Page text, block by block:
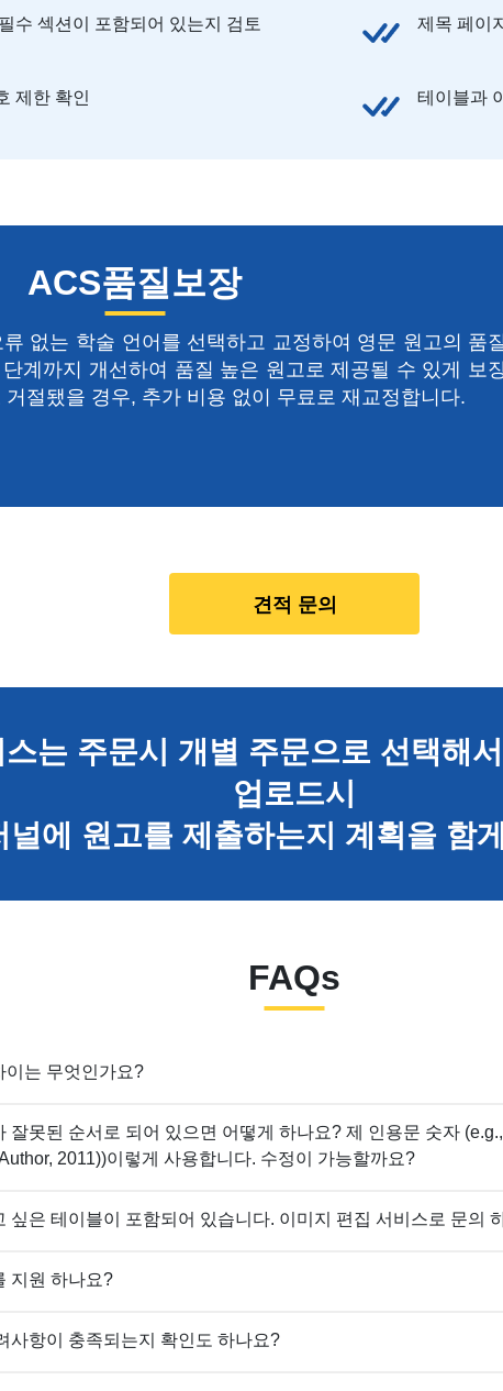
수 섹션이 포함되어 있는지 검토 제목 페이
제한 확인 테이블과
ACS품질보장
없는 학술 언어를 선택하고 교정하여 영문 원고의 품
계까지 개선하여 품질 높은 원고로 제공될 수 있게 보
절됐을 경우, 추가 비용 없이 무료로 재교정합니다.
견적 문의
는 주문시 개별 주문으로 선택해
업로드시
널에 원고를 제출하는지 계획을 함
FAQs
이는 무엇인가요?
잘못된 순서로 되어 있으면 어떻게 하나요? 제 인용문 숫자
2011))이렇게 사용합니다. 수정이 가능할까요?
싶은 테이블이 포함되어 있습니다. 이미지 편집 서비스로 문의
지원 하나요?
사항이 충족되는지 확인도 하나요?